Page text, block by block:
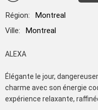
Région:
Montreal
Ville:
Montreal
ALEXA
Élégante le jour,
charme avec son énergie
expérience relaxante,